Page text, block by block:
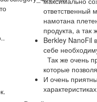
ответственный
намотана
продукта, а
Berkley NanoFil
себе
Так же очень
которые
И очень